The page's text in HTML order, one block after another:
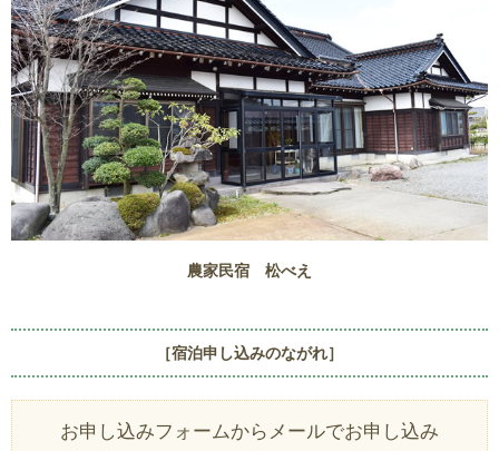
農家民宿 松べえ
［宿泊申し込みのながれ］
お申し込みフォームからメールでお申し込み